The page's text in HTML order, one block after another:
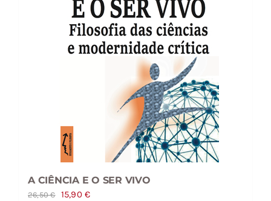
A CIÊNCIA E O SER VIVO
26,50€
O
15,90€O